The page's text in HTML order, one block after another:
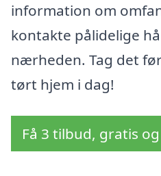
information om
kontakte pålidelige
nærheden. Tag det
tørt hjem i dag!
Få 3 tilbud, gratis